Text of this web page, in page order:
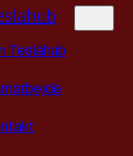
Teslahub